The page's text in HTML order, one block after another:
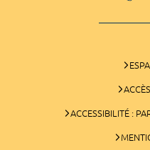
ACCESSIBILITÉ :